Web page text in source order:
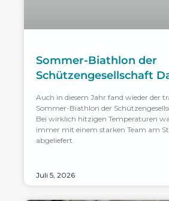
Sommer-Biathlon der
Schützengesellschaft
Auch in diesem Jahr fand wieder der
Sommer-Biathlon der
Bei wirklich hitzigen Temperaturen
immer mit einem starken Team am
abgeliefert.
Juli 5, 2026